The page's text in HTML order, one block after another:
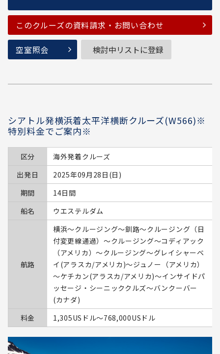
このクルーズの資料請求・お問い合わせ
空室照会 検討中リストに登録
シアトル発横浜着太平洋横断クルーズ(W566)※
特別料金でご案内※
区分
海外発着クルーズ
出発日
2025年09月28日(日)
期間
14日間
船名
ウエステルダム
航路
横浜～クルージング～釧路～クルージング（日
付変更線通過）～クルージング～コディアック
（アメリカ）～クルージング～グレイシャーベ
イ(アラスカ/アメリカ)～ジュノー（アメリカ）
～ケチカン(アラスカ/アメリカ)～インサイドパ
ッセージ・シーニッククルズ～バンクーバー
(カナダ)
料金
1,305USドル〜768,000USドル